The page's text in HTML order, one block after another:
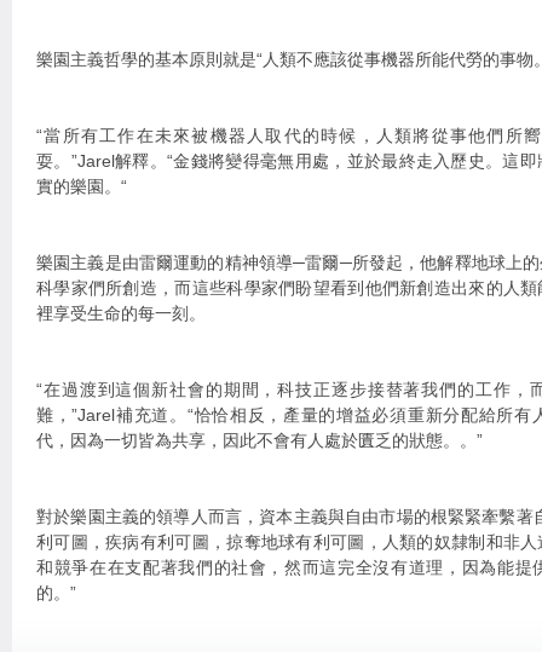
樂園主義哲學的基本原則就是“人類不應該從事機器所能代勞的事物
“當所有工作在未來被機器人取代的時候，人類將從事他們所
耍。”Jarel解釋。“金錢將變得毫無用處，並於最終走入歷史。這
實的樂園。“
樂園主義是由雷爾運動的精神領導─雷爾─所發起，他解釋地球上
科學家們所創造，而這些科學家們盼望看到他們新創造出來的人
裡享受生命的每一刻。
“在過渡到這個新社會的期間，科技正逐步接替著我們的工作，
難，”Jarel補充道。“恰恰相反，產量的增益必須重新分配給所有
代，因為一切皆為共享，因此不會有人處於匱乏的狀態。。”
對於樂園主義的領導人而言，資本主義與自由市場的根緊緊牽繫著
利可圖，疾病有利可圖，掠奪地球有利可圖，人類的奴隸制和非
和競爭在在支配著我們的社會，然而這完全沒有道理，因為能提
的。”